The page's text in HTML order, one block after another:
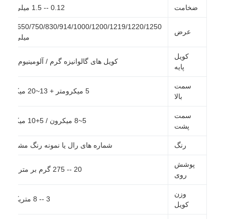
ضخامت
600/650/750/830/914/1000/1200/1219/1220/1250
میلی متر
کویل های گالوانیزه گرم / آلومینیوم-روی
سمت
سمت
شماره های رال یا نمونه رنگ مشتریان
پوشش